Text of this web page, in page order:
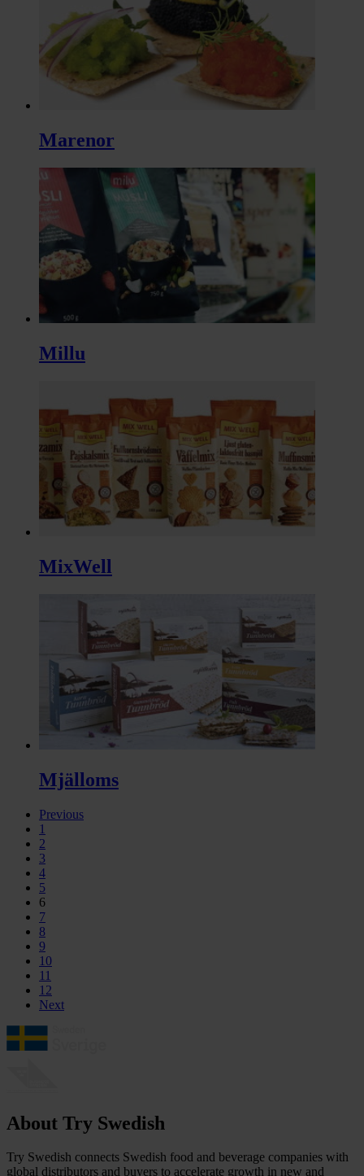
Marenor
Millu
MixWell
Mjälloms
Previous
1
2
3
4
5
6
7
8
9
10
11
12
Next
About Try Swedish
Try Swedish connects Swedish food and beverage companies with
global distributors and buyers to accelerate growth in new and